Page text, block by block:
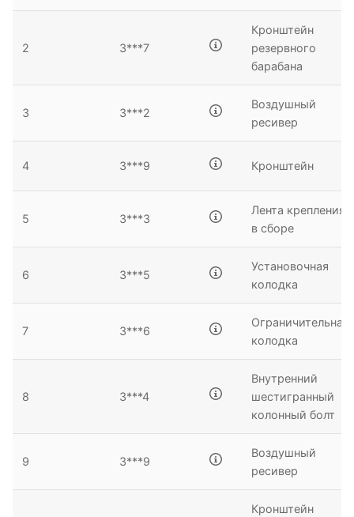
2 3***7
Кронштейн
резервного
барабана
3 3***2
Воздушный
ресивер
4 3***9 Кронштейн
5 3***3
Лента крепления
в сборе
6 3***5
Установочная
колодка
7 3***6
Ограничительная
колодка
8 3***4
Внутренний
шестигранный
колонный болт
9 3***9
Воздушный
ресивер
Кронштейн